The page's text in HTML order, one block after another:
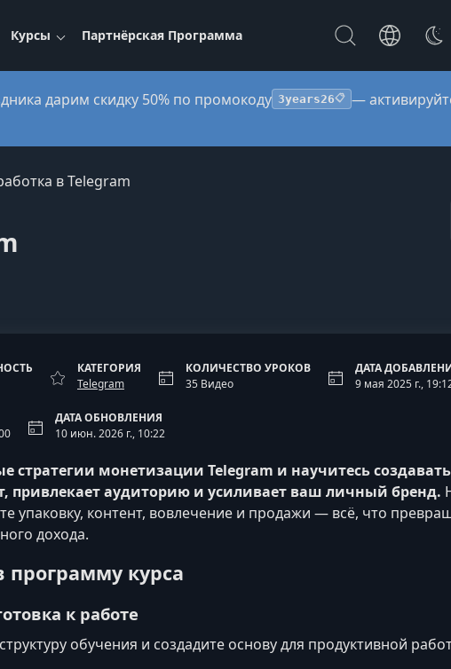
Курсы Партнёрская Программа
дарим скидку 50% по промокоду 3years26📋 —
в Telegram
КАТЕГОРИЯ
Telegram
КОЛИЧЕСТВО УРОКОВ
35 Видео
ДАТА
9 мая 2025 г.,
ДАТА ОБНОВЛЕНИЯ
10 июн. 2026 г., 10:22
стратегии монетизации Telegram и научитесь
привлекает аудиторию и усиливает ваш личный бренд.
упаковку, контент, вовлечение и продажи — всё, что
дохода.
программу курса
к работе
обучения и создадите основу для продуктивной